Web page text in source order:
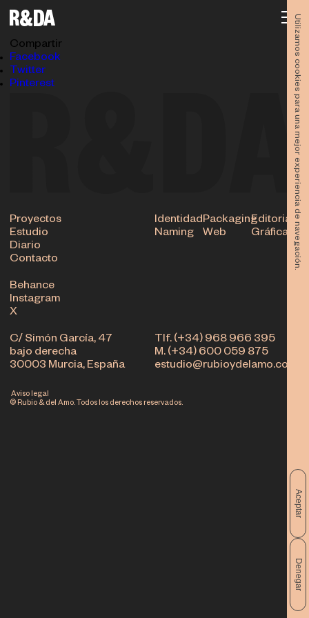
Utilizamos cookies para una mejor experiencia de navegación.
Aceptar
Denegar
10.05.2024
Compartir
Facebook
Twitter
Pinterest
Tlf. (+34) 968 966 395
M. (+34) 600 059 875
estudio@rubioydelamo.com
C/ Simón García, 47
bajo derecha
30003 Murcia, España
Proyectos
Estudio
Diario
Contacto
IdentidadPackagingEditorial
Naming
Web Gráfica
Behance
Instagram
X
© Rubio & del Amo. Todos los derechos reservados.
Aviso legal